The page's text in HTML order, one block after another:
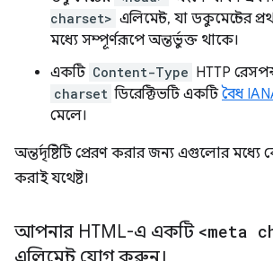
charset> এলিমেন্ট, যা ডকুমেন্টের
মধ্যে সম্পূর্ণরূপে অন্তর্ভুক্ত থাকে।
একটি Content-Type HTTP
charset ডিরেক্টিভটি একটিবৈধ
মেলে।
অন্তর্দৃষ্টিটি প্রেরণ করার জন্য এগুলোর
করাই যথেষ্ট।
আপনার HTML-এ একটি <meta